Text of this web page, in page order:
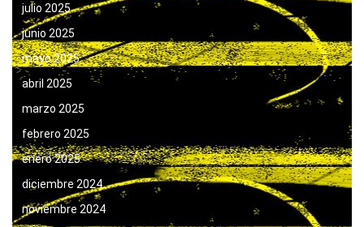
julio 2025
junio 2025
mayo 2025
abril 2025
marzo 2025
febrero 2025
enero 2025
diciembre 2024
noviembre 2024